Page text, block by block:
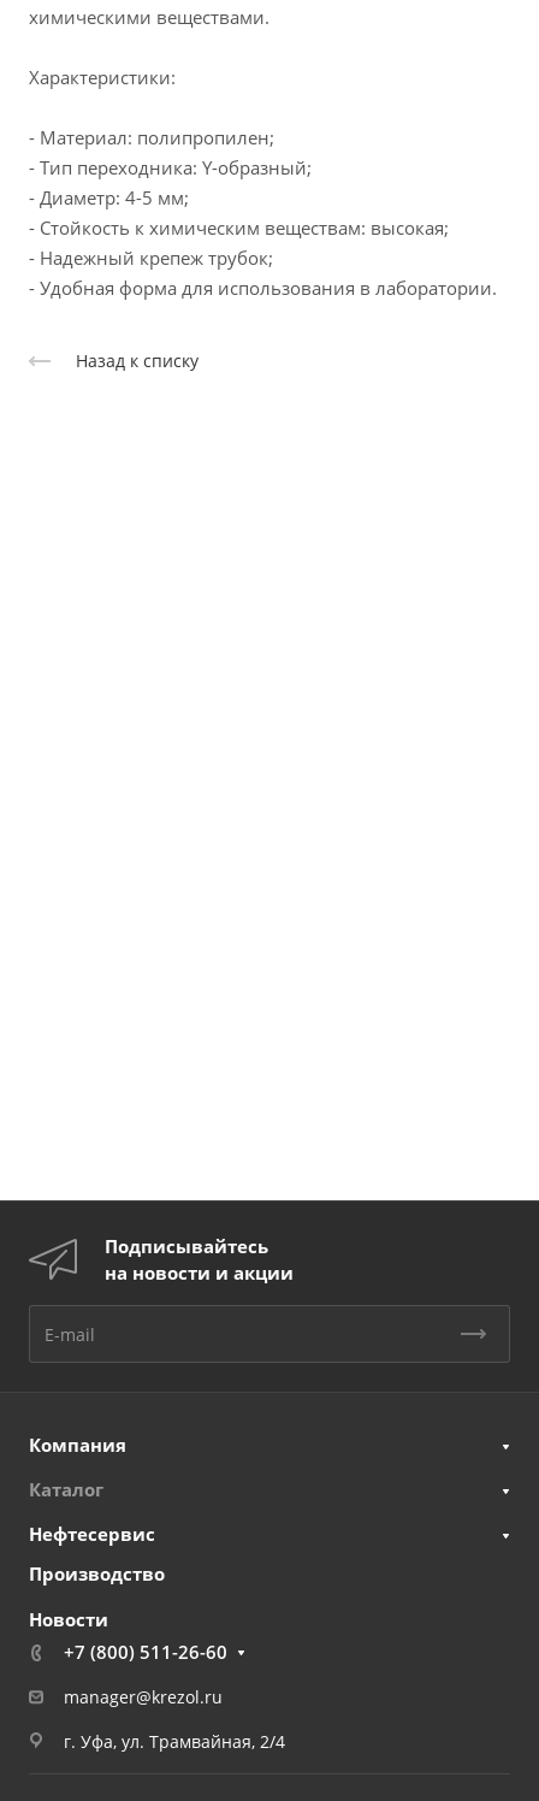
химическими веществами.
Характеристики:
- Материал: полипропилен;
- Тип переходника: Y-образный;
- Диаметр: 4-5 мм;
- Стойкость к химическим веществам: высокая;
- Надежный крепеж трубок;
- Удобная форма для использования в лаборатории.
Назад к списку
Подписывайтесь
на новости и акции
Компания
Каталог
Нефтесервис
Производство
Новости
+7 (800) 511-26-60
manager@krezol.ru
г. Уфа, ул. Трамвайная, 2/4